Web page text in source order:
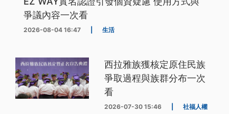
爭議內容一次看
2026-08-04 16:47 生活
西拉雅族獲核定原住民族
爭取過程與族群分布一次
看
2026-07-30 15:46 社福人權